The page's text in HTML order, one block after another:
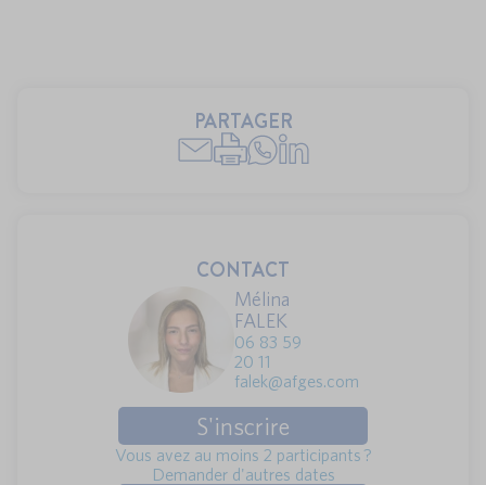
PARTAGER
CONTACT
Mélina
FALEK
06 83 59
20 11
falek@afges.com
S'inscrire
Vous avez au moins 2 participants ?
Demander d'autres dates